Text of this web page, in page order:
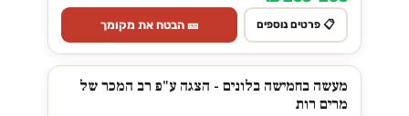
📋 פרטים נוספים 🎫 הבטח את מקומך
מעשה בחמישה בלונים - הצגה ע"פ רב המכר של
מרים רות